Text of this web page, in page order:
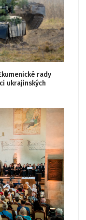
rady
ukrajinských